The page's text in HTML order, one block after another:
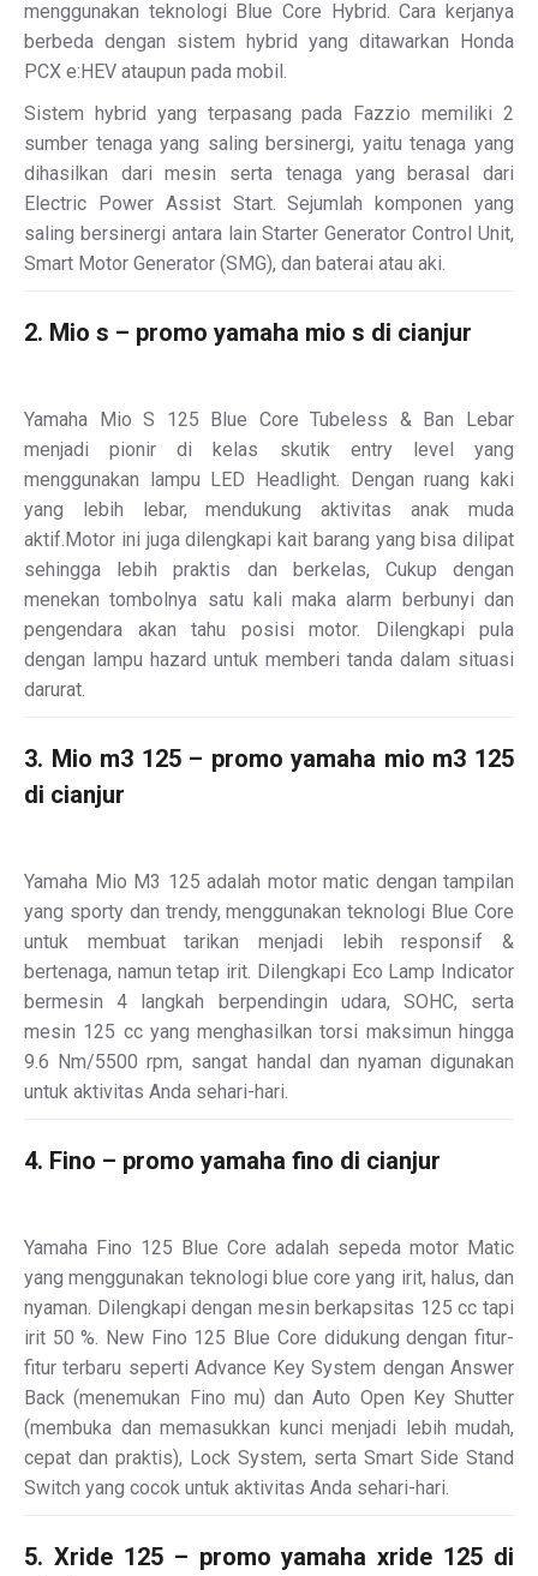
menggunakan teknologi Blue Core Hybrid. Cara kerjanya
berbeda dengan sistem hybrid yang ditawarkan Honda
PCX e:HEV ataupun pada mobil.
Sistem hybrid yang terpasang pada Fazzio memiliki 2
sumber tenaga yang saling bersinergi, yaitu tenaga yang
dihasilkan dari mesin serta tenaga yang berasal dari
Electric Power Assist Start. Sejumlah komponen yang
saling bersinergi antara lain Starter Generator Control Unit,
Smart Motor Generator (SMG), dan baterai atau aki.
2. Mio s – promo yamaha mio s di cianjur
Yamaha Mio S 125 Blue Core Tubeless & Ban Lebar
menjadi pionir di kelas skutik entry level yang
menggunakan lampu LED Headlight. Dengan ruang kaki
yang lebih lebar, mendukung aktivitas anak muda
aktif.Motor ini juga dilengkapi kait barang yang bisa dilipat
sehingga lebih praktis dan berkelas, Cukup dengan
menekan tombolnya satu kali maka alarm berbunyi dan
pengendara akan tahu posisi motor. Dilengkapi pula
dengan lampu hazard untuk memberi tanda dalam situasi
darurat.
3. Mio m3 125 – promo yamaha mio m3 125
di cianjur
Yamaha Mio M3 125 adalah motor matic dengan tampilan
yang sporty dan trendy, menggunakan teknologi Blue Core
untuk membuat tarikan menjadi lebih responsif &
bertenaga, namun tetap irit. Dilengkapi Eco Lamp Indicator
bermesin 4 langkah berpendingin udara, SOHC, serta
mesin 125 cc yang menghasilkan torsi maksimun hingga
9.6 Nm/5500 rpm, sangat handal dan nyaman digunakan
untuk aktivitas Anda sehari-hari.
4. Fino – promo yamaha fino di cianjur
Yamaha Fino 125 Blue Core adalah sepeda motor Matic
yang menggunakan teknologi blue core yang irit, halus, dan
nyaman. Dilengkapi dengan mesin berkapsitas 125 cc tapi
irit 50 %. New Fino 125 Blue Core didukung dengan fitur-
fitur terbaru seperti Advance Key System dengan Answer
Back (menemukan Fino mu) dan Auto Open Key Shutter
(membuka dan memasukkan kunci menjadi lebih mudah,
cepat dan praktis), Lock System, serta Smart Side Stand
Switch yang cocok untuk aktivitas Anda sehari-hari.
5. Xride 125 – promo yamaha xride 125 di